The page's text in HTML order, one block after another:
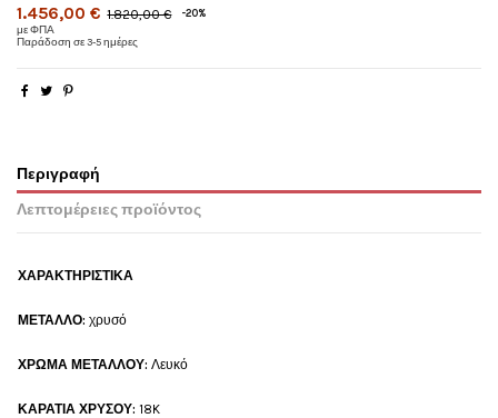
1.456,00 € 1.820,00 € -20%
με ΦΠΑ
Παράδοση σε 3-5 ημέρες
Περιγραφή
Λεπτομέρειες προϊόντος
ΧΑΡΑΚΤΗΡΙΣΤΙΚΑ
ΜΕΤΑΛΛΟ: χρυσό
ΧΡΩΜΑ ΜΕΤΑΛΛΟΥ: Λευκό
ΚΑΡΑΤΙΑ ΧΡΥΣΟΥ: 18K